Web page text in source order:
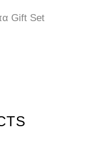
Gift Set